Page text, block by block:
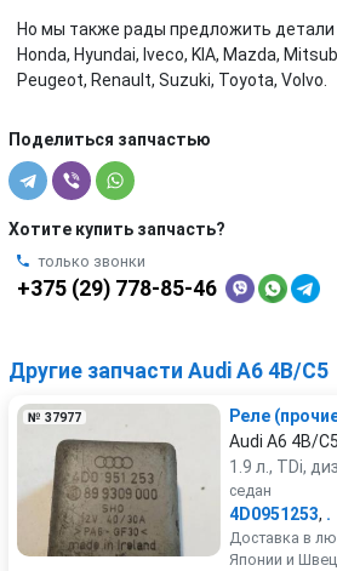
Но мы также рады предложить детали
Honda, Hyundai, Iveco, KIA, Mazda,
Peugeot, Renault, Suzuki, Toyota, Volvo.
Поделиться запчастью
Хотите купить запчасть?
только звонки
+375 (29) 778-85-46
Другие запчасти Audi A6 4B/C5
№ 37977
Реле
Audi A6 4B/
1.9 л., TDi,
седан
4D0951253, .
Доставка в
Японии и